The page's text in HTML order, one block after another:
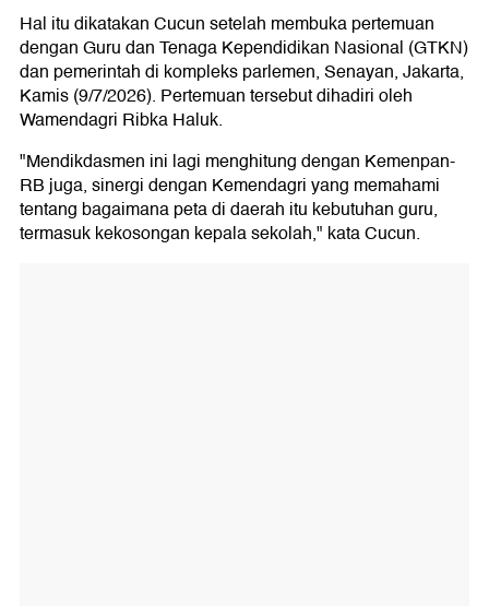
Hal itu dikatakan Cucun setelah membuka pertemuan
dengan Guru dan Tenaga Kependidikan Nasional (GTKN)
dan pemerintah di kompleks parlemen, Senayan, Jakarta,
Kamis (9/7/2026). Pertemuan tersebut dihadiri oleh
Wamendagri Ribka Haluk.
"Mendikdasmen ini lagi menghitung dengan Kemenpan-
RB juga, sinergi dengan Kemendagri yang memahami
tentang bagaimana peta di daerah itu kebutuhan guru,
termasuk kekosongan kepala sekolah," kata Cucun.